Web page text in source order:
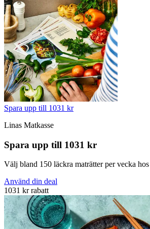
Spara upp till 1031 kr
Linas Matkasse
Spara upp till 1031 kr
Välj bland 150 läckra maträtter per vecka
Använd din deal
1031 kr rabatt